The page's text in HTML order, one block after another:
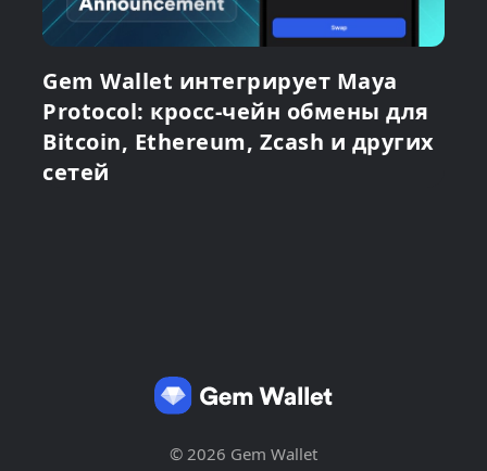
Gem Wallet интегрирует Maya
Protocol: кросс-чейн обмены для
Bitcoin, Ethereum, Zcash и других
сетей
© 2026 Gem Wallet